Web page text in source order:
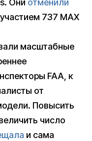
Они отменили
737 MAX
масштабные
FAA, к
от
Повысить
число
и сама